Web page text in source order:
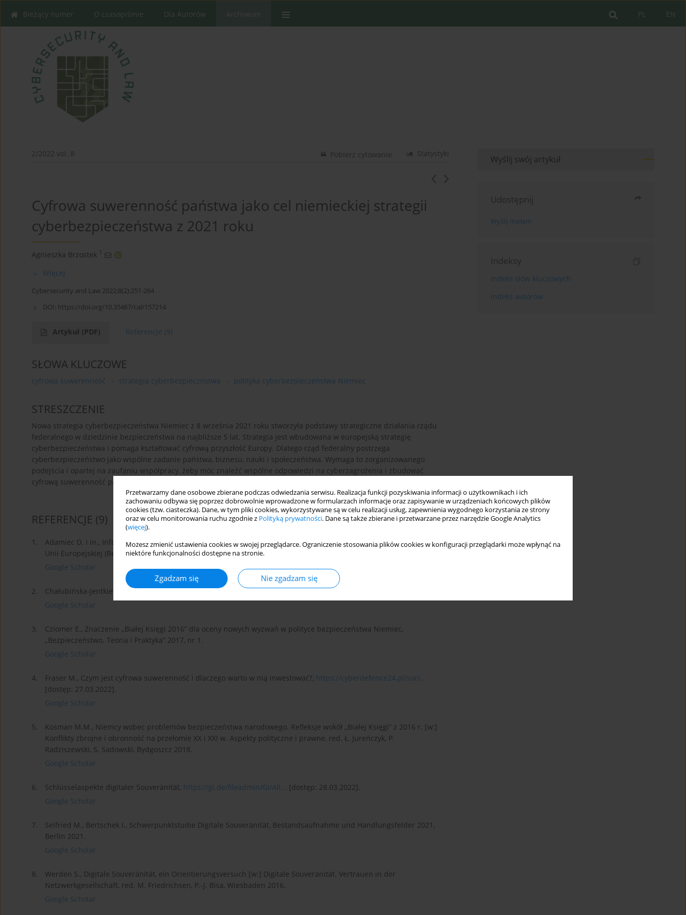
Przetwarzamy dane osobowe zbierane podczas odwiedzania serwisu. Realizacja funkcji pozyskiwania informacji o użytkownikach i ich
zachowaniu odbywa się poprzez dobrowolnie wprowadzone w formularzach informacje oraz zapisywanie w urządzeniach końcowych plików
cookies (tzw. ciasteczka). Dane, w tym pliki cookies, wykorzystywane są w celu realizacji usług, zapewnienia wygodnego korzystania ze strony
oraz w celu monitorowania ruchu zgodnie z Polityką prywatności. Dane są także zbierane i przetwarzane przez narzędzie Google Analytics
(więcej).
Możesz zmienić ustawienia cookies w swojej przeglądarce. Ograniczenie stosowania plików cookies w konfiguracji przeglądarki może wpłynąć na
niektóre funkcjonalności dostępne na stronie.
Zgadzam się Nie zgadzam się
EN
PL
Bieżący numer O czasopiśmie Dla Autorów
2/2022 vol. 8 Statystyki
Pobierz cytowanie
Cyfrowa suwerenność państwa jako cel niemieckiej strategii
cyberbezpieczeństwa z 2021 roku
Agnieszka Brzostek 1
Więcej
Cybersecurity and Law 2022;8(2):251-264
DOI: https://doi.org/10.35467/cal/157214
Artykuł (PDF) Referencje (9)
SŁOWA KLUCZOWE
cyfrowa suwerenność strategia cyberbezpieczństwa polityka cyberbezpieczeństwa Niemiec
STRESZCZENIE
Nowa strategia cyberbezpieczeństwa Niemiec z 8 września 2021 roku stworzyła podstawy strategiczne działania rządu
federalnego w dziedzinie bezpieczeństwa na najbliższe 5 lat. Strategia jest wbudowana w europejską strategię
cyberbezpieczeństwa i pomaga kształtować cyfrową przyszłość Europy. Dlatego rząd federalny postrzega
cyberbezpieczeństwo jako wspólne zadanie państwa, biznesu, nauki i społeczeństwa. Wymaga to zorganizowanego
podejścia i opartej na zaufaniu współpracy, żeby móc znaleźć wspólne odpowiedzi na cyberzagrożenia i zbudować
cyfrową suwerenność państwa.
REFERENCJE (9)
1.
Adamiec D. i in., Informacja na temat legislacji dotyczącej systemu cyberbezpieczeństwa w wybranych państwach
Unii Europejskiej (Belgia, Czechy, Estonia, Francja, Holandia, Niemcy, Szwecja), „Zeszyty Prawnicze” 2021, nr 3.
Google Scholar
2.
Chałubińska-Jentkiewicz K., Brzostek A., Strategie cyberbezpieczeństwa współczesnego świata, Warszawa 2021.
Google Scholar
3.
Cziomer E., Znaczenie „Białej Księgi 2016” dla oceny nowych wyzwań w polityce bezpieczeństwa Niemiec,
„Bezpieczeństwo. Teoria i Praktyka” 2017, nr 1.
Google Scholar
4. Fraser M., Czym jest cyfrowa suwerenność i dlaczego warto w nią inwestować?, https://cyberdefence24.pl/soci...
[dostęp: 27.03.2022].
Google Scholar
5.
Kosman M.M., Niemcy wobec problemów bezpieczeństwa narodowego. Refleksje wokół „Białej Księgi” z 2016 r. [w:]
Konflikty zbrojne i obronność na przełomie XX i XXI w. Aspekty polityczne i prawne, red. Ł. Jureńczyk, P.
Radziszewski, S. Sadowski, Bydgoszcz 2018.
Google Scholar
6. Schlüsselaspekte digitaler Souveränität, https://gi.de/fileadmin/GI/All...
[dostęp: 28.03.2022].
Google Scholar
7.
Seifried M., Bertschek I., Schwerpunktstudie Digitale Souveränität, Bestandsaufnahme und Handlungsfelder 2021,
Berlin 2021.
Google Scholar
8.
Werden S., Digitale Souveränität, ein Orientierungsversuch [w:] Digitale Souveränität. Vertrauen in der
Netzwerkgesellschaft, red. M. Friedrichsen, P.-J. Bisa, Wiesbaden 2016.
Google Scholar
Wyślij swój artykuł
Udostępnij
Wyślij mailem
Indeksy
Indeks słów kluczowych
Indeks autorów